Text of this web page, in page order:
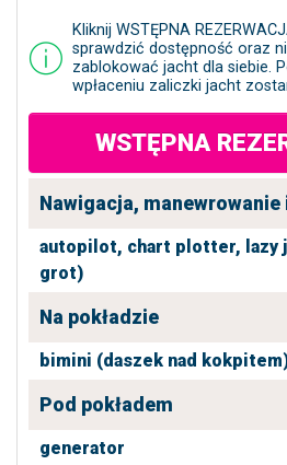
Kliknij WSTĘPNA
sprawdzić dostępność oraz
zablokować jacht dla siebie.
wpłaceniu zaliczki jacht
WSTĘPNA
Nawigacja,
autopilot, chart plotter,
grot)
Na pokładzie
bimini (daszek nad
Pod pokładem
generator